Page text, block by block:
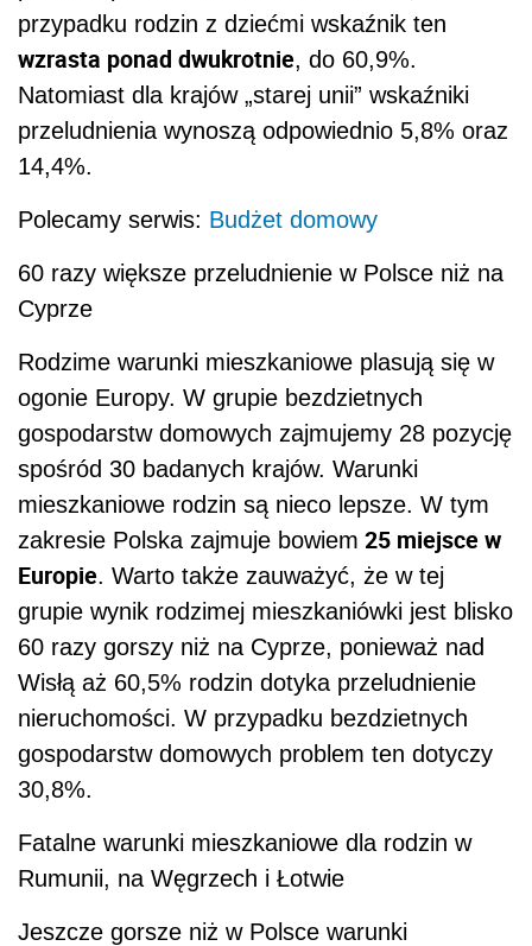
przypadku rodzin z dziećmi wskaźnik ten
wzrasta ponad dwukrotnie, do 60,9%.
Natomiast dla krajów „starej unii” wskaźniki
przeludnienia wynoszą odpowiednio 5,8% oraz
14,4%.
Polecamy serwis: Budżet domowy
60 razy większe przeludnienie w Polsce niż na
Cyprze
Rodzime warunki mieszkaniowe plasują się w
ogonie Europy. W grupie bezdzietnych
gospodarstw domowych zajmujemy 28 pozycję
spośród 30 badanych krajów. Warunki
mieszkaniowe rodzin są nieco lepsze. W tym
zakresie Polska zajmuje bowiem 25 miejsce w
Europie. Warto także zauważyć, że w tej
grupie wynik rodzimej mieszkaniówki jest blisko
60 razy gorszy niż na Cyprze, ponieważ nad
Wisłą aż 60,5% rodzin dotyka przeludnienie
nieruchomości. W przypadku bezdzietnych
gospodarstw domowych problem ten dotyczy
30,8%.
Fatalne warunki mieszkaniowe dla rodzin w
Rumunii, na Węgrzech i Łotwie
Jeszcze gorsze niż w Polsce warunki